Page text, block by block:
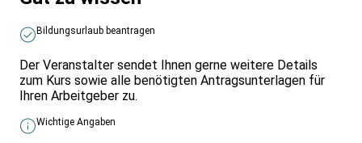
Bildungsurlaub beantragen
Der Veranstalter sendet Ihnen gerne weitere Details
zum Kurs sowie alle benötigten Antragsunterlagen für
Ihren Arbeitgeber zu.
Wichtige Angaben